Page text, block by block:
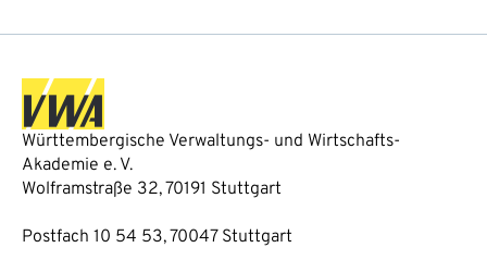
Württembergische Verwaltungs- und Wirtschafts-
Akademie e. V.
Wolframstraße 32, 70191 Stuttgart
Postfach 10 54 53, 70047 Stuttgart